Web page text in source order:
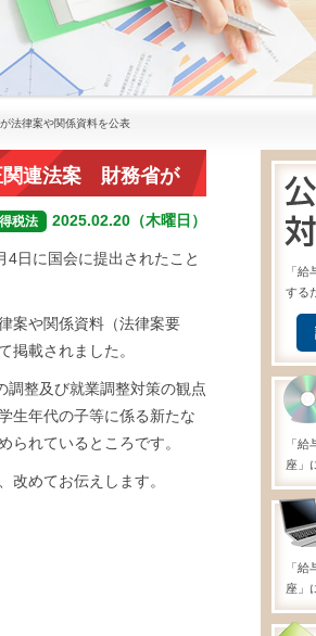
法律案や関係資料を公表
関連法案 財務省が
税法 2025.02.20（木曜日）
日に国会に提出されたこと
案や関係資料（法律案要
掲載されました。
調整及び就業調整対策の観点
生年代の子等に係る新たな
れているところです。
改めてお伝えします。
「
する
「
座」
「
座」